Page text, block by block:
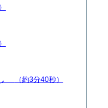
（約3分40秒）